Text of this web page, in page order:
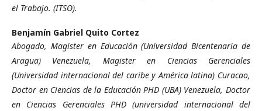
el Trabajo. (ITSO).
Benjamín Gabriel Quito Cortez
Abogado, Magister en Educación (Universidad Bicentenaria de
Aragua) Venezuela, Magister en Ciencias Gerenciales
(Universidad internacional del caribe y América latina) Curacao,
Doctor en Ciencias de la Educación PHD (UBA) Venezuela, Doctor
en Ciencias Gerenciales PHD (universidad internacional del